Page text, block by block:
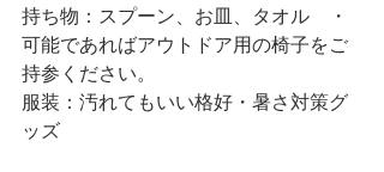
持ち物：スプーン、お皿、タオル　・
可能であればアウトドア用の椅子をご
持参ください。
服装：汚れてもいい格好・暑さ対策グ
ッズ